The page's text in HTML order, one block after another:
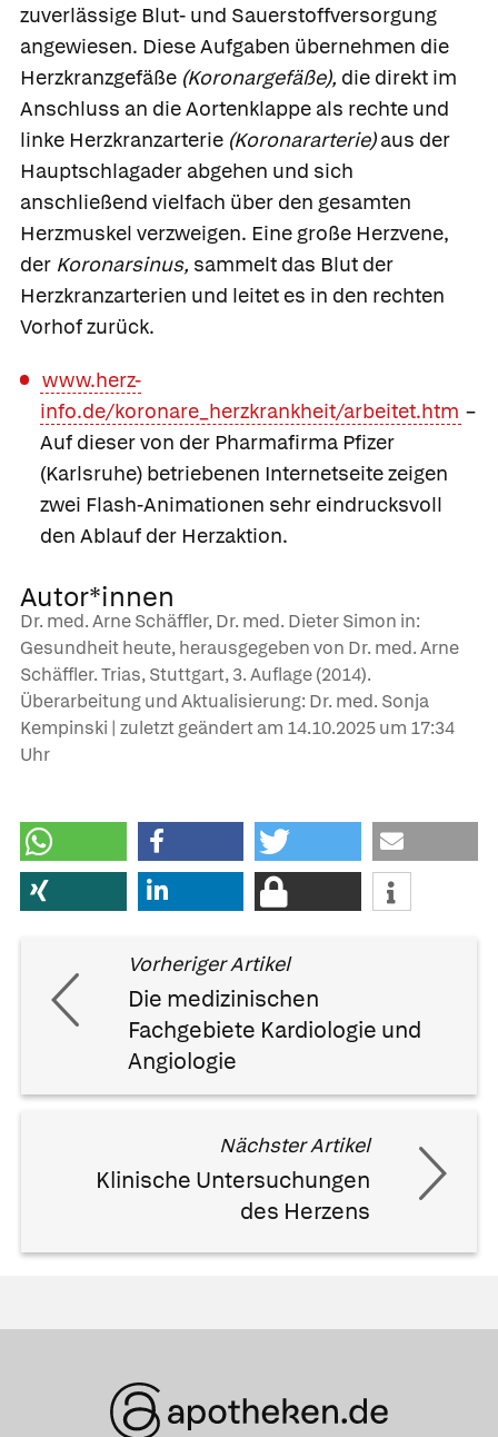
zuverlässige Blut- und Sauerstoffversorgung
angewiesen. Diese Aufgaben übernehmen die
Herzkranzgefäße (Koronargefäße), die direkt im
Anschluss an die Aortenklappe als rechte und
linke Herzkranzarterie (Koronararterie)aus der
Hauptschlagader abgehen und sich
anschließend vielfach über den gesamten
Herzmuskel verzweigen. Eine große Herzvene,
der Koronarsinus, sammelt das Blut der
Herzkranzarterien und leitet es in den rechten
Vorhof zurück.
www.herz-
info.de/koronare_herzkrankheit/arbeitet.htm –
Auf dieser von der Pharmafirma Pfizer
(Karlsruhe) betriebenen Internetseite zeigen
zwei Flash-Animationen sehr eindrucksvoll
den Ablauf der Herzaktion.
Autor*innen
Dr. med. Arne Schäffler, Dr. med. Dieter Simon in:
Gesundheit heute, herausgegeben von Dr. med. Arne
Schäffler. Trias, Stuttgart, 3. Auflage (2014).
Überarbeitung und Aktualisierung: Dr. med. Sonja
Kempinski | zuletzt geändert am 14.10.2025um 17:34
Uhr
Vorheriger Artikel
Die medizinischen
Fachgebiete Kardiologie und
Angiologie
Nächster Artikel
Klinische Untersuchungen
des Herzens